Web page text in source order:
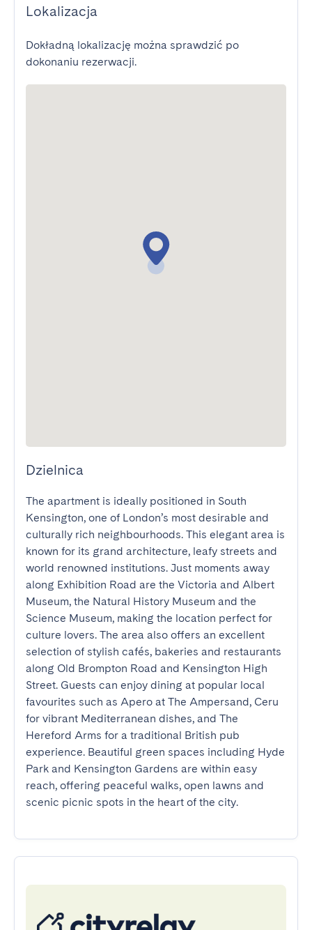
Lokalizacja
Dokładną lokalizację można sprawdzić po
dokonaniu rezerwacji.
Dzielnica
The apartment is ideally positioned in South
Kensington, one of London’s most desirable and
culturally rich neighbourhoods. This elegant area is
known for its grand architecture, leafy streets and
world renowned institutions. Just moments away
along Exhibition Road are the Victoria and Albert
Museum, the Natural History Museum and the
Science Museum, making the location perfect for
culture lovers. The area also offers an excellent
selection of stylish cafés, bakeries and restaurants
along Old Brompton Road and Kensington High
Street. Guests can enjoy dining at popular local
favourites such as Apero at The Ampersand, Ceru
for vibrant Mediterranean dishes, and The
Hereford Arms for a traditional British pub
experience. Beautiful green spaces including Hyde
Park and Kensington Gardens are within easy
reach, offering peaceful walks, open lawns and
scenic picnic spots in the heart of the city.